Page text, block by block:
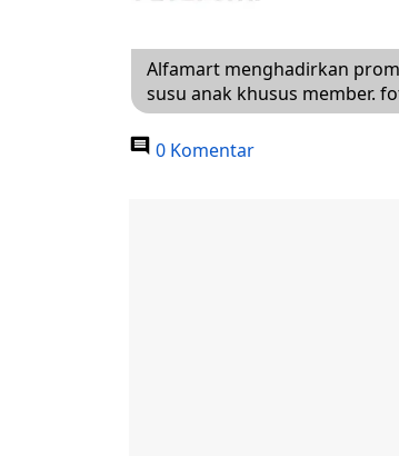
Alfamart menghadirkan
susu anak khusus member.
0 Komentar